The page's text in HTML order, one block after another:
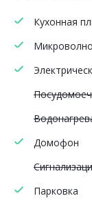
Кухонная
Домофон
Парковка